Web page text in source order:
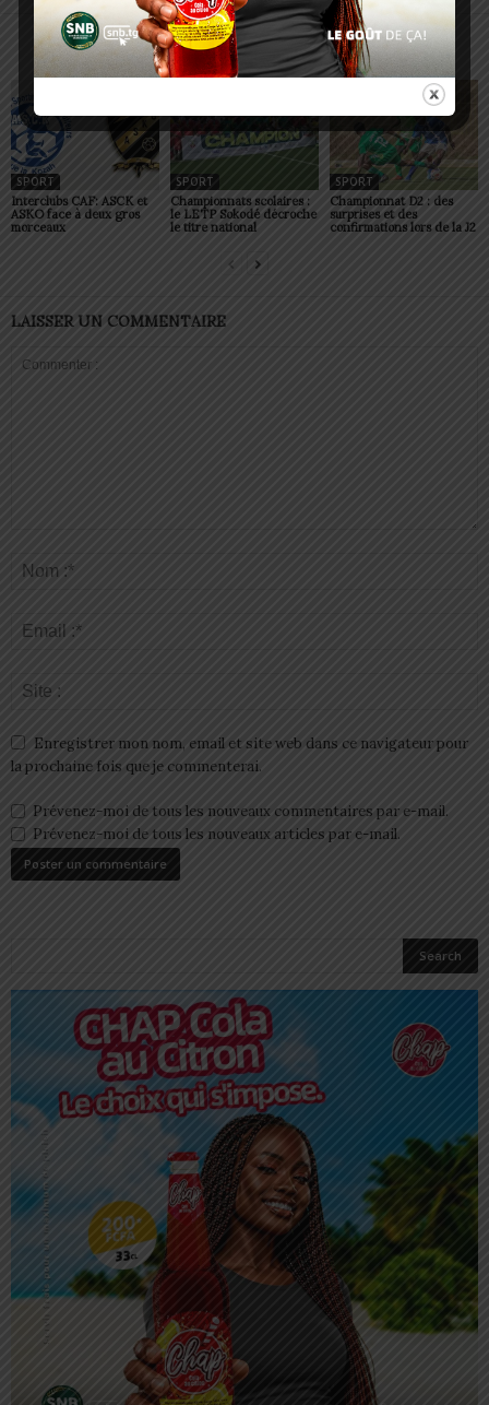
ARTICLES CONNEXES PLUS DE L'AUTEUR
SPORT
Interclubs CAF: ASCK et
ASKO face à deux gros
morceaux
SPORT
Championnats scolaires :
le LETP Sokodé décroche
le titre national
SPORT
Championnat D2 : des
surprises et des
confirmations lors de la J2
LAISSER UN COMMENTAIRE
Enregistrer mon nom, email et site web dans ce navigateur pour
la prochaine fois que je commenterai.
Prévenez-moi de tous les nouveaux commentaires par e-mail.
Prévenez-moi de tous les nouveaux articles par e-mail.